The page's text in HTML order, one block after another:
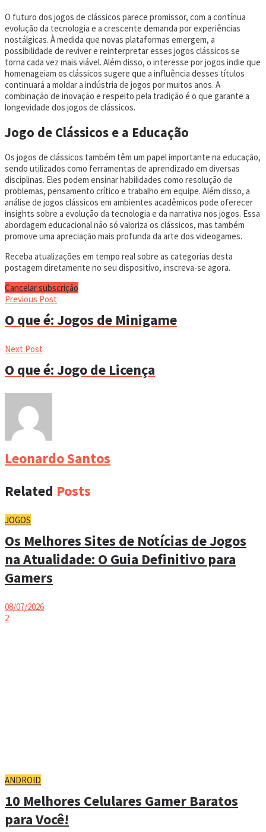
O futuro dos jogos de clássicos parece promissor, com a contínua
evolução da tecnologia e a crescente demanda por experiências
nostálgicas. À medida que novas plataformas emergem, a
possibilidade de reviver e reinterpretar esses jogos clássicos se
torna cada vez mais viável. Além disso, o interesse por jogos indie que
homenageiam os clássicos sugere que a influência desses títulos
continuará a moldar a indústria de jogos por muitos anos. A
combinação de inovação e respeito pela tradição é o que garante a
longevidade dos jogos de clássicos.
Jogo de Clássicos e a Educação
Os jogos de clássicos também têm um papel importante na educação,
sendo utilizados como ferramentas de aprendizado em diversas
disciplinas. Eles podem ensinar habilidades como resolução de
problemas, pensamento crítico e trabalho em equipe. Além disso, a
análise de jogos clássicos em ambientes acadêmicos pode oferecer
insights sobre a evolução da tecnologia e da narrativa nos jogos. Essa
abordagem educacional não só valoriza os clássicos, mas também
promove uma apreciação mais profunda da arte dos videogames.
Receba atualizações em tempo real sobre as categorias desta
postagem diretamente no seu dispositivo, inscreva-se agora.
Cancelar subscrição
Previous Post
O que é: Jogos de Minigame
Next Post
O que é: Jogo de Licença
Leonardo Santos
Related Posts
JOGOS
Os Melhores Sites de Notícias de Jogos
na Atualidade: O Guia Definitivo para
Gamers
08/07/2026
2
ANDROID
10 Melhores Celulares Gamer Baratos
para Você!